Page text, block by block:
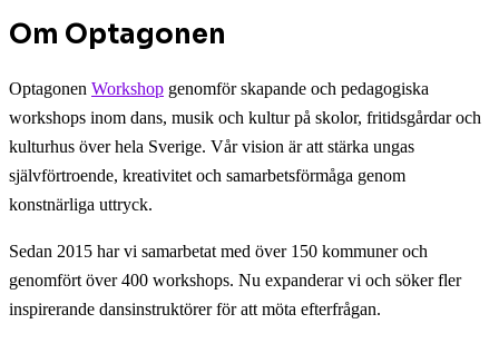
Om Optagonen
Optagonen Workshop genomför skapande och pedagogiska
workshops inom dans, musik och kultur på skolor, fritidsgårdar och
kulturhus över hela Sverige. Vår vision är att stärka ungas
självförtroende, kreativitet och samarbetsförmåga genom
konstnärliga uttryck.
Sedan 2015 har vi samarbetat med över 150 kommuner och
genomfört över 400 workshops. Nu expanderar vi och söker fler
inspirerande dansinstruktörer för att möta efterfrågan.